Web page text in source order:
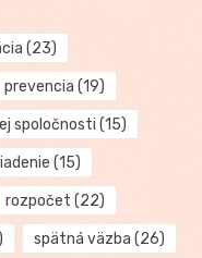
(23)
prevencia (19)
spoločnosti (15)
(15)
rozpočet (22)
spätná väzba (26)